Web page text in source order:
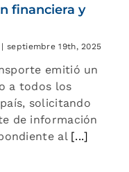
financiera y
| septiembre 19th, 2025
emitió un
a todos los
solicitando
de información
al[...]